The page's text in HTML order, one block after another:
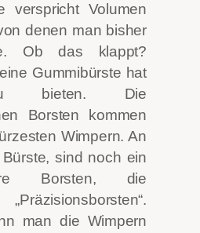
verspricht Volumen
denen man bisher
Ob das klappt?
Gummibürste hat
bieten. Die
Borsten kommen
Wimpern. An
sind noch ein
Borsten, die
man die Wimpern